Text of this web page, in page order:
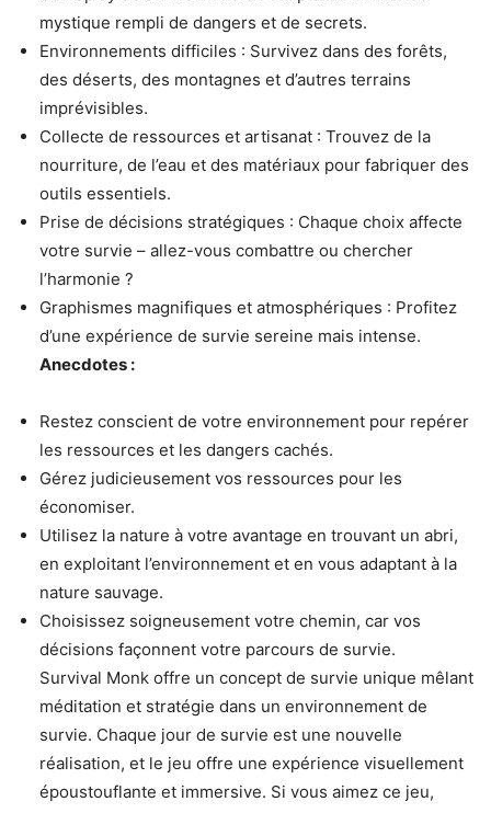
mystique rempli de dangers et de secrets.
Environnements difficiles : Survivez dans des forêts,
des déserts, des montagnes et d’autres terrains
imprévisibles.
Collecte de ressources et artisanat : Trouvez de la
nourriture, de l’eau et des matériaux pour fabriquer des
outils essentiels.
Prise de décisions stratégiques : Chaque choix affecte
votre survie – allez-vous combattre ou chercher
l’harmonie ?
Graphismes magnifiques et atmosphériques : Profitez
d’une expérience de survie sereine mais intense.
Anecdotes :
Restez conscient de votre environnement pour repérer
les ressources et les dangers cachés.
Gérez judicieusement vos ressources pour les
économiser.
Utilisez la nature à votre avantage en trouvant un abri,
en exploitant l’environnement et en vous adaptant à la
nature sauvage.
Choisissez soigneusement votre chemin, car vos
décisions façonnent votre parcours de survie.
Survival Monk offre un concept de survie unique mêlant
méditation et stratégie dans un environnement de
survie. Chaque jour de survie est une nouvelle
réalisation, et le jeu offre une expérience visuellement
époustouflante et immersive. Si vous aimez ce jeu,